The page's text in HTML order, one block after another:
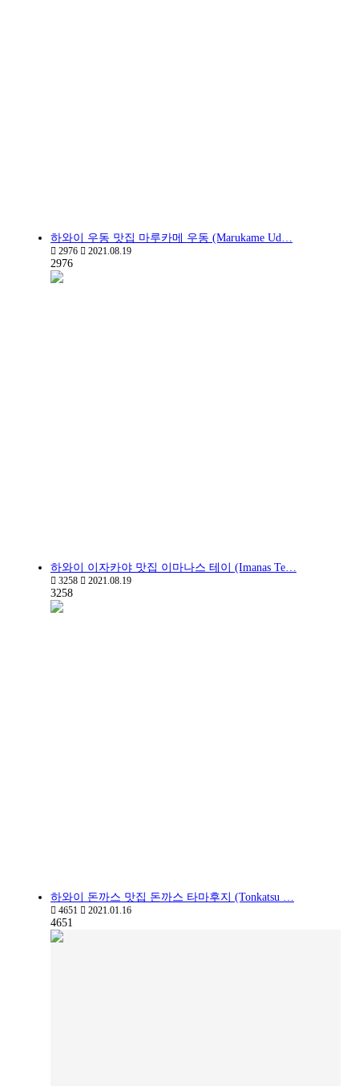
하와이 우동 맛집 마루카메 우동 (Marukame Ud…
2976 2021.08.19
2976
하와이 이자카야 맛집 이마나스 테이 (Imanas Te…
3258 2021.08.19
3258
하와이 돈까스 맛집 돈까스 타마후지 (Tonkatsu …
4651 2021.01.16
4651